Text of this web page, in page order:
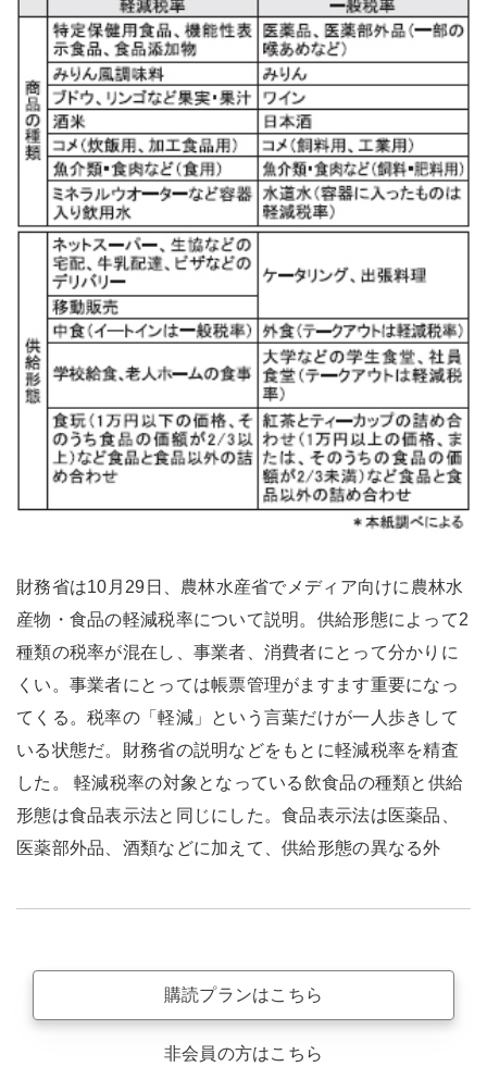
財務省は10月29日、農林水産省でメディア向けに農林水
産物・食品の軽減税率について説明。供給形態によって2
種類の税率が混在し、事業者、消費者にとって分かりに
くい。事業者にとっては帳票管理がますます重要になっ
てくる。税率の「軽減」という言葉だけが一人歩きして
いる状態だ。財務省の説明などをもとに軽減税率を精査
した。 軽減税率の対象となっている飲食品の種類と供給
形態は食品表示法と同じにした。食品表示法は医薬品、
医薬部外品、酒類などに加えて、供給形態の異なる外
購読プランはこちら
非会員の方はこちら